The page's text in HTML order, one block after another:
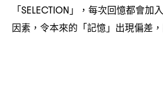
「SELECTION 」 ， 每次回憶都會加
因素 ， 令本來的「記憶」出現偏差 ，